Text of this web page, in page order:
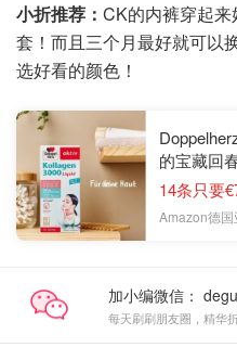
小折推荐： CK的内裤穿起
套！而且三个月最好就可以
选好看的颜色！
的宝藏回
14条只要
Amazon德国
加小编微信：
每天刷刷朋友圈，精华